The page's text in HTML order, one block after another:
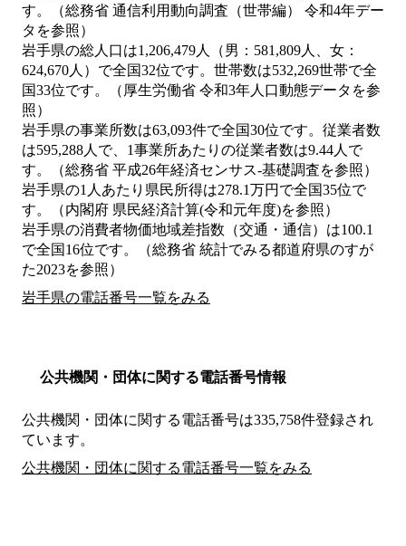
す。（総務省 通信利用動向調査（世帯編） 令和4年デー
タを参照）
岩手県の総人口は1,206,479人（男：581,809人、女：
624,670人）で全国32位です。世帯数は532,269世帯で全
国33位です。（厚生労働省 令和3年人口動態データを参
照）
岩手県の事業所数は63,093件で全国30位です。従業者数
は595,288人で、1事業所あたりの従業者数は9.44人で
す。（総務省 平成26年経済センサス‐基礎調査を参照）
岩手県の1人あたり県民所得は278.1万円で全国35位で
す。（内閣府 県民経済計算(令和元年度)を参照）
岩手県の消費者物価地域差指数（交通・通信）は100.1
で全国16位です。（総務省 統計でみる都道府県のすが
た2023を参照）
岩手県の電話番号一覧をみる
公共機関・団体に関する電話番号情報
公共機関・団体に関する電話番号は335,758件登録され
ています。
公共機関・団体に関する電話番号一覧をみる